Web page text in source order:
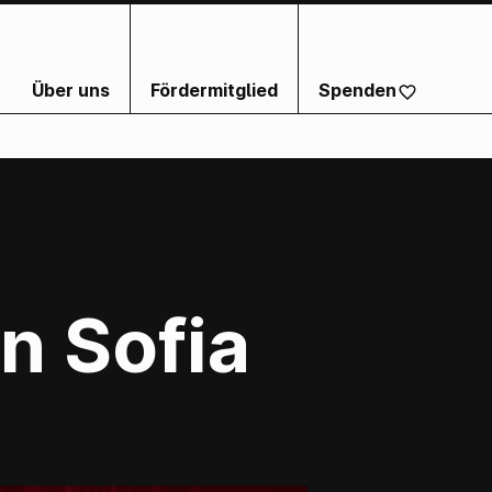
Über uns Fördermitglied Spenden
Sofia